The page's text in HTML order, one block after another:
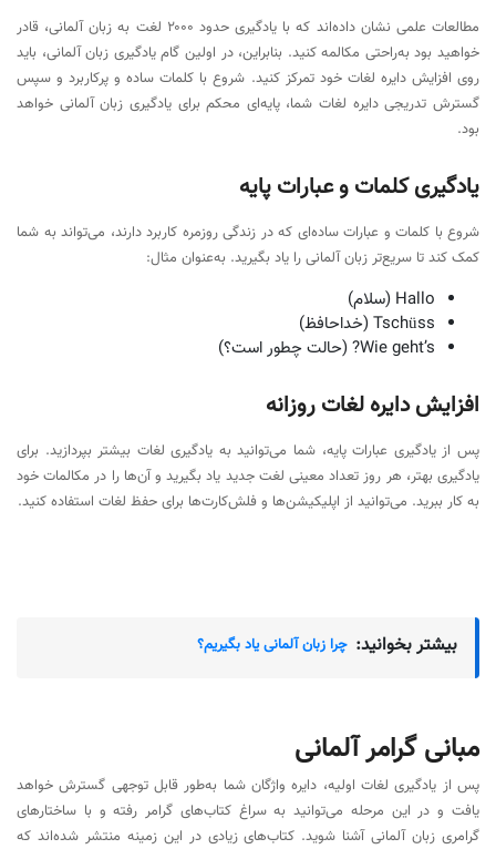
مطالعات علمی نشان داده‌اند که با یادگیری حدود ۲۰۰۰ لغت به زبان آلمانی، قادر
خواهید بود به‌راحتی مکالمه کنید. بنابراین، در اولین گام یادگیری زبان آلمانی، باید
روی افزایش دایره لغات خود تمرکز کنید. شروع با کلمات ساده و پرکاربرد و سپس
گسترش تدریجی دایره لغات شما، پایه‌ای محکم برای یادگیری زبان آلمانی خواهد
بود.
یادگیری کلمات و عبارات پایه
شروع با کلمات و عبارات ساده‌ای که در زندگی روزمره کاربرد دارند، می‌تواند به شما
کمک کند تا سریع‌تر زبان آلمانی را یاد بگیرید. به‌عنوان مثال:
Hallo (سلام)
Tschüss (خداحافظ)
Wie geht’s? (حالت چطور است؟)
افزایش دایره لغات روزانه
پس از یادگیری عبارات پایه، شما می‌توانید به یادگیری لغات بیشتر بپردازید. برای
یادگیری بهتر، هر روز تعداد معینی لغت جدید یاد بگیرید و آن‌ها را در مکالمات خود
به کار ببرید. می‌توانید از اپلیکیشن‌ها و فلش‌کارت‌ها برای حفظ لغات استفاده کنید.
بیشتر بخوانید: چرا زبان آلمانی یاد بگیریم؟
مبانی گرامر آلمانی
پس از یادگیری لغات اولیه، دایره واژگان شما به‌طور قابل توجهی گسترش خواهد
یافت و در این مرحله می‌توانید به سراغ کتاب‌های گرامر رفته و با ساختارهای
گرامری زبان آلمانی آشنا شوید. کتاب‌های زیادی در این زمینه منتشر شده‌اند که